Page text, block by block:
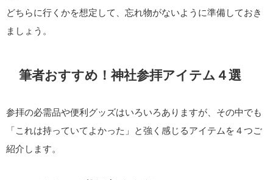
どちらに行くかを想定して、忘れ物がないように準備しておき
ましょう。
筆者おすすめ！神社参拝アイテム４選
参拝の必需品や便利グッズはいろいろありますが、その中でも
「これは持っていてよかった」と強く感じるアイテムを４つご
紹介します。